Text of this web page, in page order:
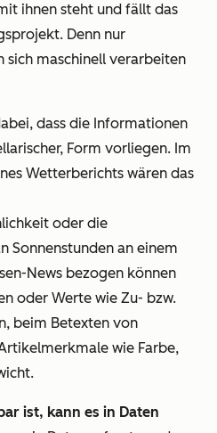
ihnen steht und fällt das
Denn nur
sich maschinell verarbeiten
dass die Informationen
Form vorliegen. Im
Wetterberichts wären das
oder die
Sonnenstunden an einem
News bezogen können
oder Werte wie Zu- bzw.
beim Betexten von
wie Farbe,
ist, kann es in Daten